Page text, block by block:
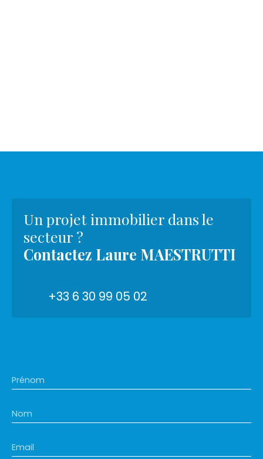
Un projet immobilier dans le
secteur ?
Contactez Laure MAESTRUTTI
+33 6 30 99 05 02
Prénom
Nom
Email